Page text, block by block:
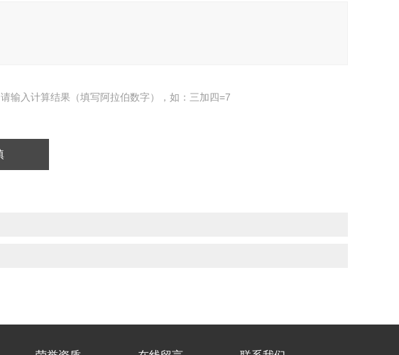
请输入计算结果（填写阿拉伯数字），如：三加四=7